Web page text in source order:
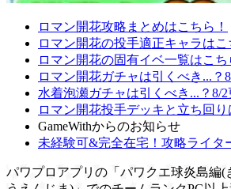
ロマン開花攻略まとめはこちら！
ロマン開花の投手適正キャラはこ
ロマン開花の固有イベ一覧はこち
ロマン開花ガチャは引くべき...？
水着泡瀬ガチャは引くべき...？8/2
ロマン開花投手デッキと立ち回
GameWithからのお知らせ
未経験可&完全在宅！攻略ライタ
パワプロアプリの「パワクエ球炎島編(